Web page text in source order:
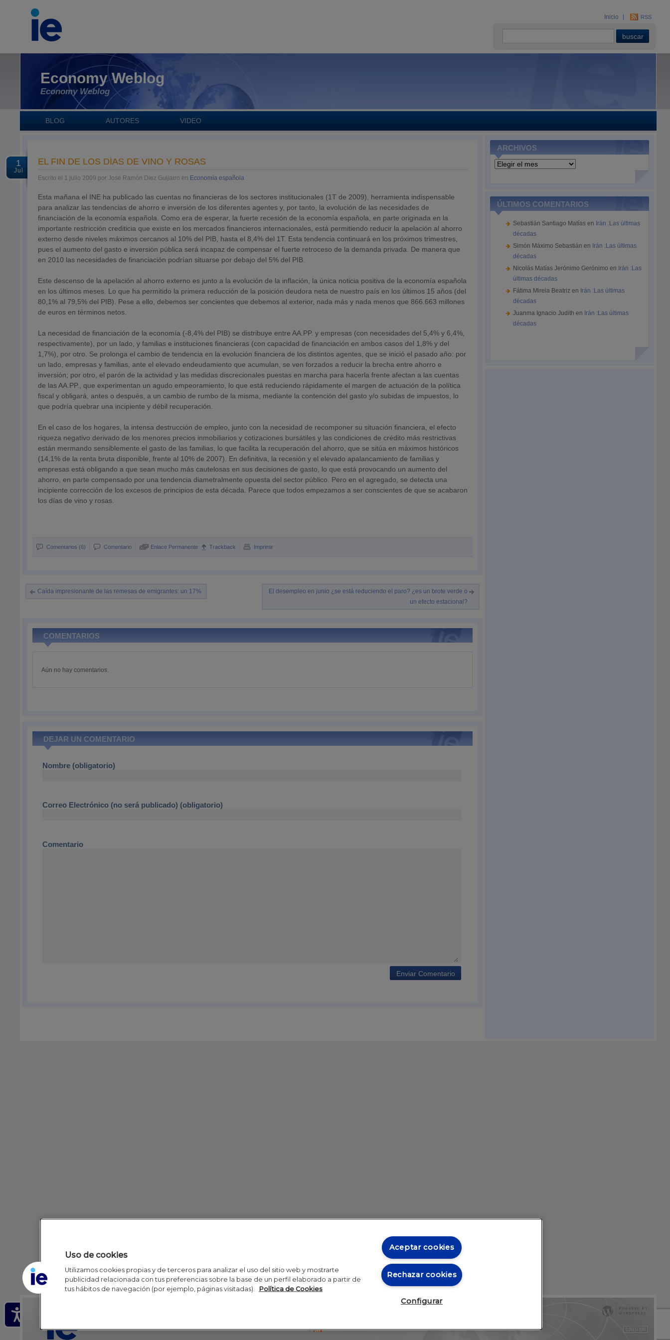
Inicio RSS
Economy Weblog
Economy Weblog
BLOG AUTORES VIDEO
1
Jul
EL FIN DE LOS DÍAS DE VINO Y ROSAS
Escrito el 1 julio 2009 por José Ramón Diez Guijarro en Economía española
Esta mañana el INE ha publicado las cuentas no financieras de los sectores institucionales (1T de 2009), herramienta indispensable
para analizar las tendencias de ahorro e inversión de los diferentes agentes y, por tanto, la evolución de las necesidades de
financiación de la economía española. Como era de esperar, la fuerte recesión de la economía española, en parte originada en la
importante restricción crediticia que existe en los mercados financieros internacionales, está permitiendo reducir la apelación al ahorro
externo desde niveles máximos cercanos al 10% del PIB, hasta el 8,4% del 1T. Esta tendencia continuará en los próximos trimestres,
pues el aumento del gasto e inversión pública será incapaz de compensar el fuerte retroceso de la demanda privada. De manera que
en 2010 las necesidades de financiación podrían situarse por debajo del 5% del PIB.
Este descenso de la apelación al ahorro externo es junto a la evolución de la inflación, la única noticia positiva de la economía española
en los últimos meses. Lo que ha permitido la primera reducción de la posición deudora neta de nuestro país en los últimos 15 años (del
80,1% al 79,5% del PIB). Pese a ello, debemos ser concientes que debemos al exterior, nada más y nada menos que 866.663 millones
de euros en términos netos.
La necesidad de financiación de la economía (-8,4% del PIB) se distribuye entre AA.PP. y empresas (con necesidades del 5,4% y 6,4%,
respectivamente), por un lado, y familias e instituciones financieras (con capacidad de financiación en ambos casos del 1,8% y del
1,7%), por otro. Se prolonga el cambio de tendencia en la evolución financiera de los distintos agentes, que se inició el pasado año: por
un lado, empresas y familias, ante el elevado endeudamiento que acumulan, se ven forzados a reducir la brecha entre ahorro e
inversión; por otro, el parón de la actividad y las medidas discrecionales puestas en marcha para hacerla frente afectan a las cuentas
de las AA.PP., que experimentan un agudo empeoramiento, lo que está reduciendo rápidamente el margen de actuación de la política
fiscal y obligará, antes o después, a un cambio de rumbo de la misma, mediante la contención del gasto y/o subidas de impuestos, lo
que podría quebrar una incipiente y débil recuperación.
En el caso de los hogares, la intensa destrucción de empleo, junto con la necesidad de recomponer su situación financiera, el efecto
riqueza negativo derivado de los menores precios inmobiliarios y cotizaciones bursátiles y las condiciones de crédito más restrictivas
están mermando sensiblemente el gasto de las familias, lo que facilita la recuperación del ahorro, que se sitúa en máximos históricos
(14,1% de la renta bruta disponible, frente al 10% de 2007). En definitiva, la recesión y el elevado apalancamiento de familias y
empresas está obligando a que sean mucho más cautelosas en sus decisiones de gasto, lo que está provocando un aumento del
ahorro, en parte compensado por una tendencia diametralmente opuesta del sector público. Pero en el agregado, se detecta una
incipiente corrección de los excesos de principios de esta década. Parece que todos empezamos a ser conscientes de que se acabaron
los días de vino y rosas.
Comentarios (6) Comentario Enlace Permanente Trackback Imprimir
Caída impresionante de las remesas de emigrantes: un 17%
El desempleo en junio ¿se está reduciendo el paro? ¿es un brote verde o
un efecto estacional?
COMENTARIOS
Aún no hay comentarios.
DEJAR UN COMENTARIO
Nombre (obligatorio)
Correo Electrónico (no será publicado) (obligatorio)
Comentario
ARCHIVOS
Archivos
ÚLTIMOS COMENTARIOS
Sebastián Santiago Matías en Irán :Las últimas
décadas
Simón Máximo Sebastián en Irán :Las últimas
décadas
Nicolás Matías Jerónimo Gerónimo en Irán :Las
últimas décadas
Fátima Mireia Beatriz en Irán :Las últimas
décadas
Juanma Ignacio Judith en Irán :Las últimas
décadas
Inicio RSS
Uso de cookies
Utilizamos cookies propias y de terceros para analizar el uso del sitio web y mostrarte
publicidad relacionada con tus preferencias sobre la base de un perfil elaborado a partir de
tus hábitos de navegación (por ejemplo, páginas visitadas).
Política de Cookies
Aceptar cookies
Rechazar cookies
Configurar